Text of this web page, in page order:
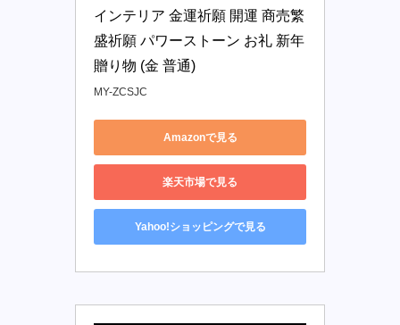
インテリア 金運祈願 開運 商売繁
盛祈願 パワーストーン お礼 新年
贈り物 (金 普通)
MY-ZCSJC
Amazonで見る
楽天市場で見る
Yahoo!ショッピングで見る